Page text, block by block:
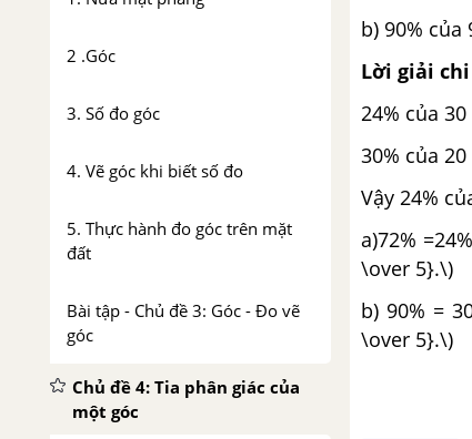
2 .Góc
3. Số đo góc
4. Vẽ góc khi biết số đo
5. Thực hành đo góc trên mặt
đất
Bài tập - Chủ đề 3: Góc - Đo vẽ
góc
Chủ đề 4: Tia phân giác của
một góc
b) 90% của
Lời giải
24% của
30% của
Vậy 24%
a)72%
\over 5}.\)
b) 90% =
\over 5}.\)